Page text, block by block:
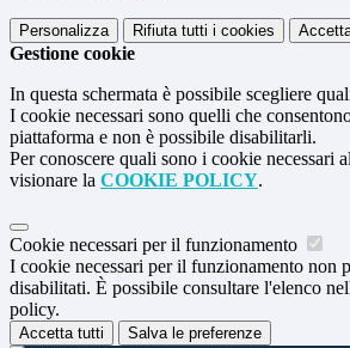
Personalizza Rifiuta tutti i cookies
Gestione cookie
In questa schermata è possibile scegliere
I cookie necessari sono quelli che
piattaforma e non è possibile disabilitarli.
Per conoscere quali sono i cookie necessari
visionare la COOKIE POLICY.
Cookie necessari per il funzionamento
I cookie necessari per il funzionamento non
disabilitati. È possibile consultare l'elenco
policy.
Accetta tutti Salva le preferenze